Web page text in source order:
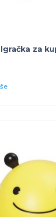
Igračka za